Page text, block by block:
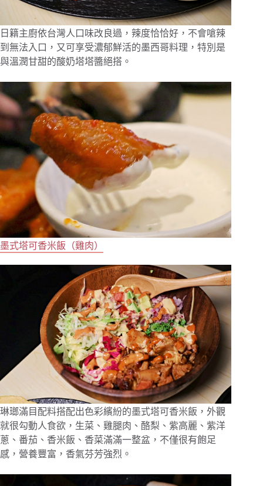
日籍主廚依台灣人口味改良過，辣度恰恰好，不會嗆辣
到無法入口，又可享受濃郁鮮活的墨西哥料理，特別是
與溫潤甘甜的酸奶塔塔醬絕搭。
墨式塔可香米飯（雞肉）
琳瑯滿目配料搭配出色彩繽紛的墨式塔可香米飯，外觀
就很勾動人食欲，生菜、雞腿肉、酪梨、紫高麗、紫洋
蔥、番茄、香米飯、香菜滿滿一整盆，不僅很有飽足
感，營養豐富，香氣芬芳強烈。